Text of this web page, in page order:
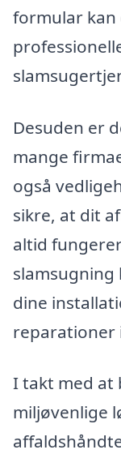
formular
Desuden er
mange
også
sikre, at dit
altid
dine
reparationer
I takt med at
miljøvenlige